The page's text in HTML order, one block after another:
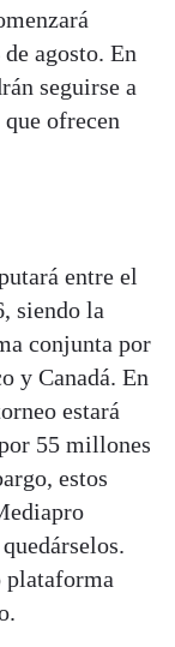
agosto. En
seguirse a
ofrecen
entre el
siendo la
conjunta por
y Canadá. En
estará
55 millones
estos
plataforma